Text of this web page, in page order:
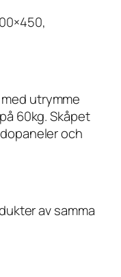
utrymme
60kg. Skåpet
och
av samma